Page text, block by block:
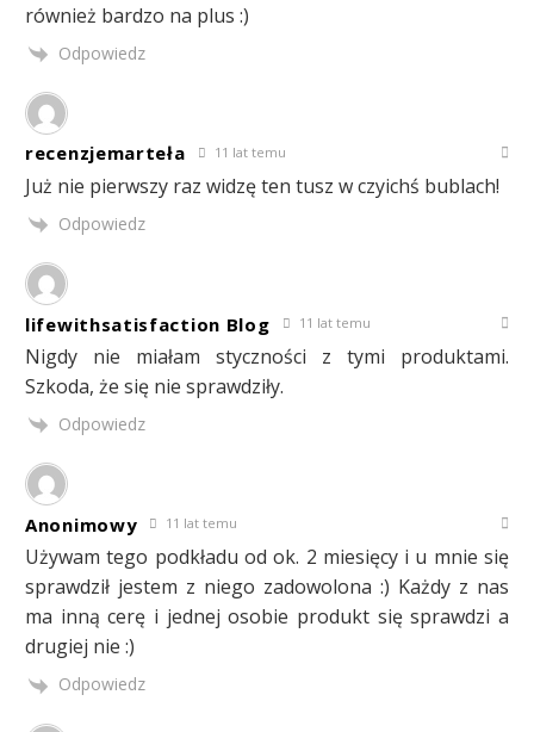
również bardzo na plus :)
Odpowiedz
recenzjemarteła 11 lat temu
Już nie pierwszy raz widzę ten tusz w czyichś bublach!
Odpowiedz
lifewithsatisfaction Blog 11 lat temu
Nigdy nie miałam styczności z tymi produktami.
Szkoda, że się nie sprawdziły.
Odpowiedz
Anonimowy 11 lat temu
Używam tego podkładu od ok. 2 miesięcy i u mnie się
sprawdził jestem z niego zadowolona :) Każdy z nas
ma inną cerę i jednej osobie produkt się sprawdzi a
drugiej nie :)
Odpowiedz